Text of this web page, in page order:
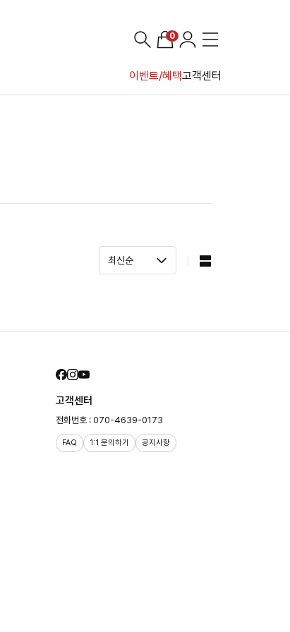
이벤트/혜택고객센터
0
고객센터
전화번호 : 070-4639-0173
FAQ 1:1 문의하기 공지사항